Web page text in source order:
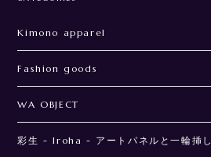
Kimono apparel
Fashion goods
WA OBJECT
彩生 - Iroha - アートパネルと一輪挿し